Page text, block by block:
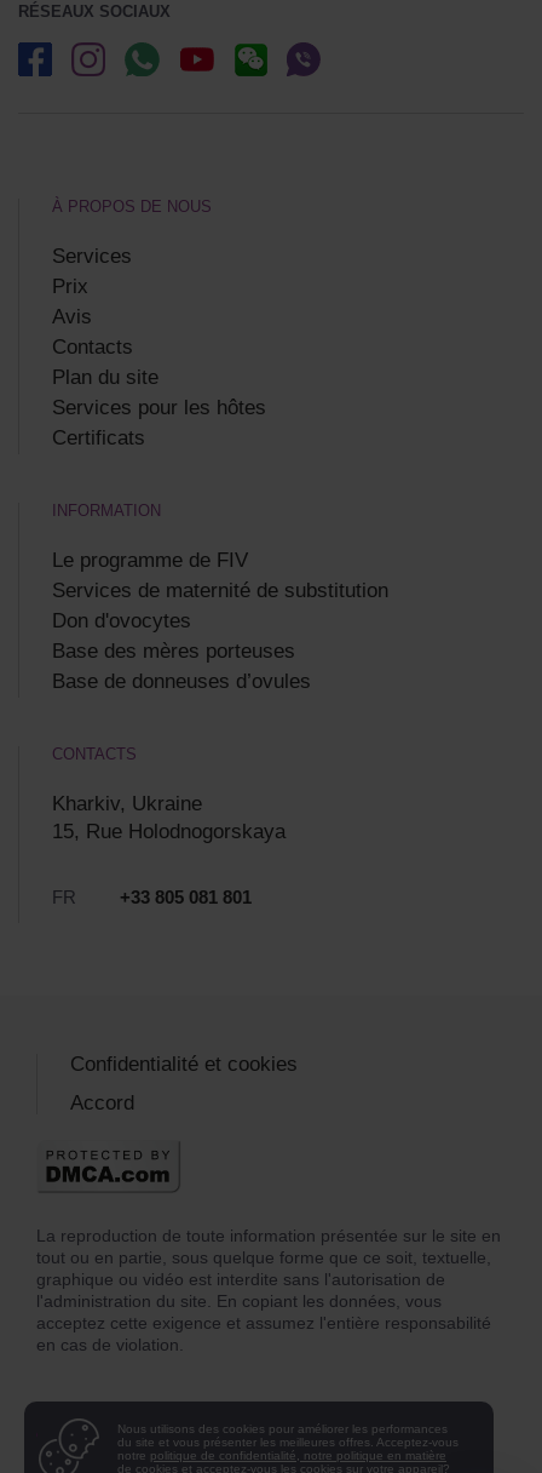
RÉSEAUX SOCIAUX
À PROPOS DE NOUS
Services
Prix
Avis
Contacts
Plan du site
Services pour les hôtes
Certificats
INFORMATION
Le programme de FIV
Services de maternité de substitution
Don d'ovocytes
Base des mères porteuses
Base de donneuses d’ovules
CONTACTS
Kharkiv, Ukraine
15, Rue Holodnogorskaya
FR +33 805 081 801
La reproduction de toute information présentée sur le site en
tout ou en partie, sous quelque forme que ce soit, textuelle,
graphique ou vidéo est interdite sans l'autorisation de
l'administration du site. En copiant les données, vous
acceptez cette exigence et assumez l'entière responsabilité
en cas de violation.
Confidentialité et cookies
Accord
Nous utilisons des cookies pour améliorer les performances
du site et vous présenter les meilleures offres. Acceptez-vous
notre politique de confidentialité, notre politique en matière
de cookies et acceptez-vous les cookies sur votre appareil?